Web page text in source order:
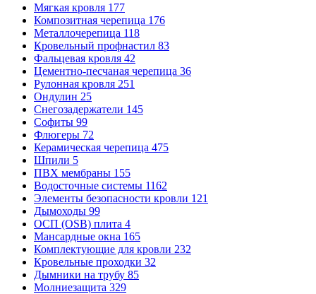
Мягкая кровля 177
Композитная черепица 176
Металлочерепица 118
Кровельный профнастил 83
Фальцевая кровля 42
Цементно-песчаная черепица 36
Рулонная кровля 251
Ондулин 25
Снегозадержатели 145
Софиты 99
Флюгеры 72
Керамическая черепица 475
Шпили 5
ПВХ мембраны 155
Водосточные системы 1162
Элементы безопасности кровли 121
Дымоходы 99
ОСП (OSB) плита 4
Мансардные окна 165
Комплектующие для кровли 232
Кровельные проходки 32
Дымники на трубу 85
Молниезащита 329